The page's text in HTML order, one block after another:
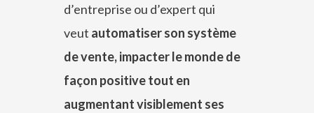
d’entreprise ou d’expert qui
veut automatiser son système
de vente, impacter le monde de
façon positive tout en
augmentant visiblement ses